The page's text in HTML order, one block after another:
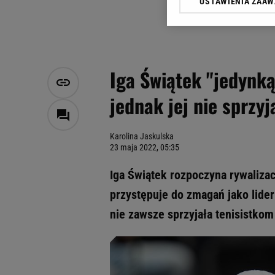
Iga Świątek
jednak jej nie
Karolina Jaskulska
23 maja 2022, 05:35
Iga Świątek rozpoczyna
przystępuje do zmagań jako
nie zawsze sprzyjała
Klikając „Akceptuję”
Zaufanych Partnerów i
My, nasi Zaufani
Użycie dokładnych
Przechowywanie